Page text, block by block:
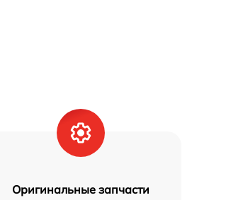
Оригинальные запчасти